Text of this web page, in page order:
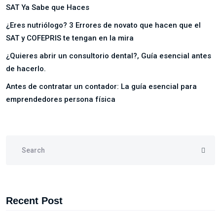
SAT Ya Sabe que Haces
¿Eres nutriólogo? 3 Errores de novato que hacen que el
SAT y COFEPRIS te tengan en la mira
¿Quieres abrir un consultorio dental?, Guía esencial antes
de hacerlo.
Antes de contratar un contador: La guía esencial para
emprendedores persona física
Recent Post